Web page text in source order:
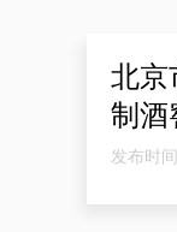
北京
制酒
发布时